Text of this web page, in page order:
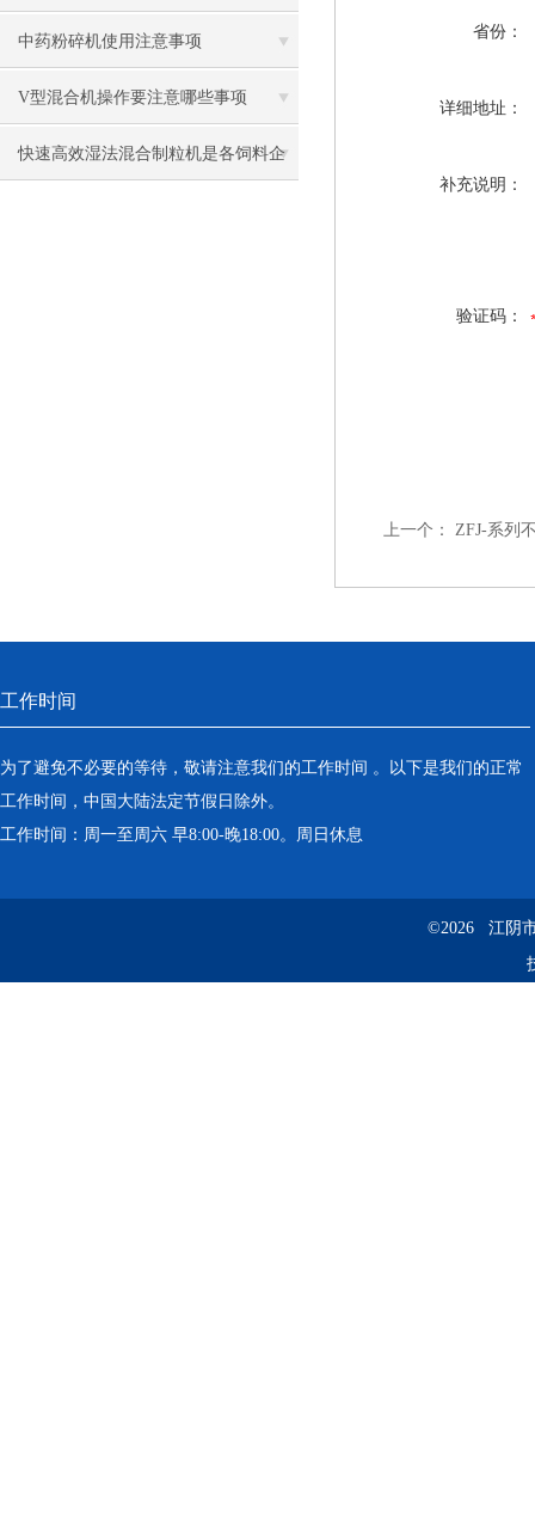
中药粉碎机使用注意事项
V型混合机操作要注意哪些事项
快速高效湿法混合制粒机是各饲料企
省份：
详细地址：
补充说明：
验证码：
上一个： ZFJ-系列
工作时间
为了避免不必要的等待，敬请注意我们的工作时间 。以下是我们的正常
工作时间，中国大陆法定节假日除外。
工作时间：周一至周六 早8:00-晚18:00。周日休息
©2026 江阴